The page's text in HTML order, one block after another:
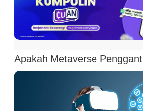
Apakah Metaverse